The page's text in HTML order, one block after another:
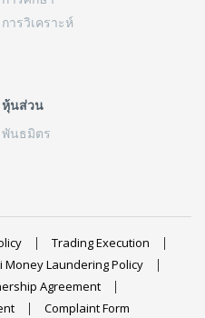
การวิเคราะห์
หุ้นส่วน
พันธมิตร
Trading Execution
Money Laundering Policy
Agreement
Complaint Form